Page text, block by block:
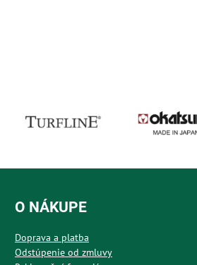
O NÁKUPE
Doprava a platba
Odstúpenie od zmluvy